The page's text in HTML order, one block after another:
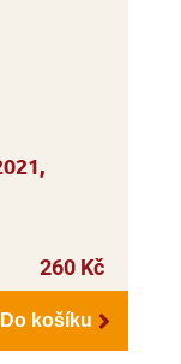
260 Kč
Do košíku